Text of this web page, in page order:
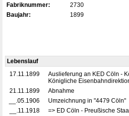
Fabriknummer:
2730
Baujahr:
1899
Lebenslauf
17.11.1899
Auslieferung an KED Cöln -
Königliche
21.11.1899
Abnahme
__.05.1906
Umzeichnung in "4479 Cöln"
__.11.1918
=> ED Cöln - Preußische